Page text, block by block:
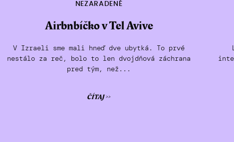
NEZARADENÉ
Airbnbíčko v Tel Avive
V Izraeli sme mali hneď dve ubytká. To prvé
nestálo za reč, bolo to len dvojdňová záchrana
pred tým, než...
ČÍTAJ >>